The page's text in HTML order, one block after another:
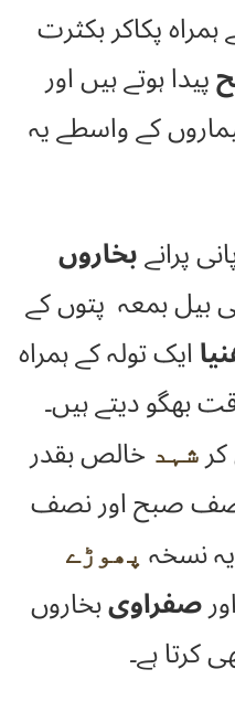
پکاکر بکثرت
پیدا ہوتے ہیں اور
کے واسطے یہ
پرانےبخاروں
بیل بمعہ پتوں کے
ایک تولہ کے ہمراہ
بھگو دیتے ہیں۔
شہد خالص بقدر
صبح اور نصف
نسخہ پھوڑے
صفراویبخاروں
کرتا ہے۔